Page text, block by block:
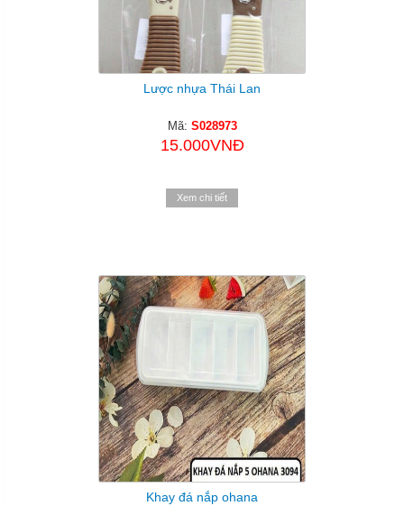
Lược nhựa Thái Lan
Mã: S028973
15.000VNĐ
Xem chi tiết
Khay đá nắp ohana